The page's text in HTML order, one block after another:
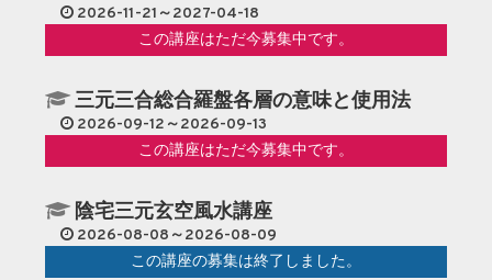
2026-11-21～2027-04-18
この講座はただ今募集中です。
三元三合総合羅盤各層の意味と使用法
2026-09-12～2026-09-13
この講座はただ今募集中です。
陰宅三元玄空風水講座
2026-08-08～2026-08-09
この講座の募集は終了しました。